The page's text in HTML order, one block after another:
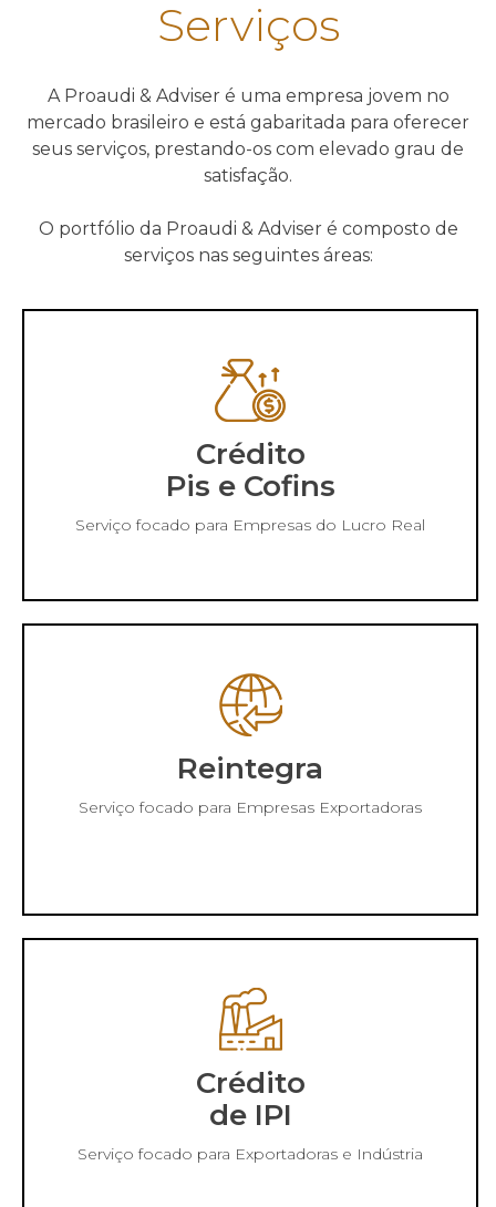
Serviços
A Proaudi & Adviser é uma empresa jovem no
mercado brasileiro e está gabaritada para oferecer
seus serviços, prestando-os com elevado grau de
satisfação.
O portfólio da Proaudi & Adviser é composto de
serviços nas seguintes áreas:
Crédito
Pis e Cofins
Serviço focado para Empresas do Lucro Real
Reintegra
Serviço focado para Empresas Exportadoras
Crédito
de IPI
Serviço focado para Exportadoras e Indústria